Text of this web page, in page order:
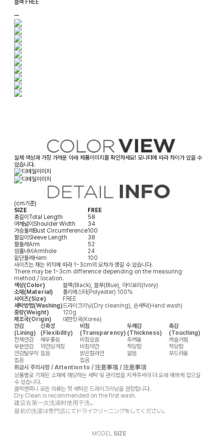
블랙 FREE
ㅡ
실제 색상과 가장 가까운 아래 제품이미지를 확인하세요! 모니터에 따라 차이가 있을 수
있습니다.
(cm기준)
SIZE
FREE
총길이Total Length
58
어깨넓이Shoulder Width
34
가슴둘레Bust Circumference100
팔길이Sleeve Length
38
팔둘레Arm
52
암홀너비Armhole
24
밑단둘레Hem
100
사이즈는 재는 위치에 따라 1~3cm의 오차가 생길 수 있습니다.
There may be 1~3cm difference depending on the measuring
method / location.
색상(Color)
블랙(Black), 블루(Blue), 아이보리(Ivory)
소재(Material)
폴리에스터(Polyester) 100%
사이즈(Size)
FREE
세탁방법(Washing)드라이크리닝(Dry cleaning), 손세탁(Hand wash)
중량(Weight)
120g
제조국(Origin)
대한민국(Korea)
안감
(Lining)
신축성
(Flexibility)
비침
(Transparency)
두께감
(Thickness)
촉감
(Touching)
전체안감
매우좋음 비침있음 두꺼움
까슬거림
부분안감
약간당겨짐 비침약간 적당함
적당함
안감탈부착 없음 밝은칼라만 얇음
부드러움
없음
없음
취급시 주의사항 / Attention to / 注意事项 / 注意事項
상품별로 기재된 소재에 해당하는 세탁 및 관리법을 지켜주셔야 더 오래 예쁘게 입으실
수 있습니다.
클릭앤퍼니 모든 의류는 첫 세탁은 드라이크리닝을 권장합니다.
Dry Clean is recommended on the first wash.
建议在第一次洗涤时使用干洗。
最初の洗濯は専門店にてドライクリーニングをしてください。
MODEL SIZE